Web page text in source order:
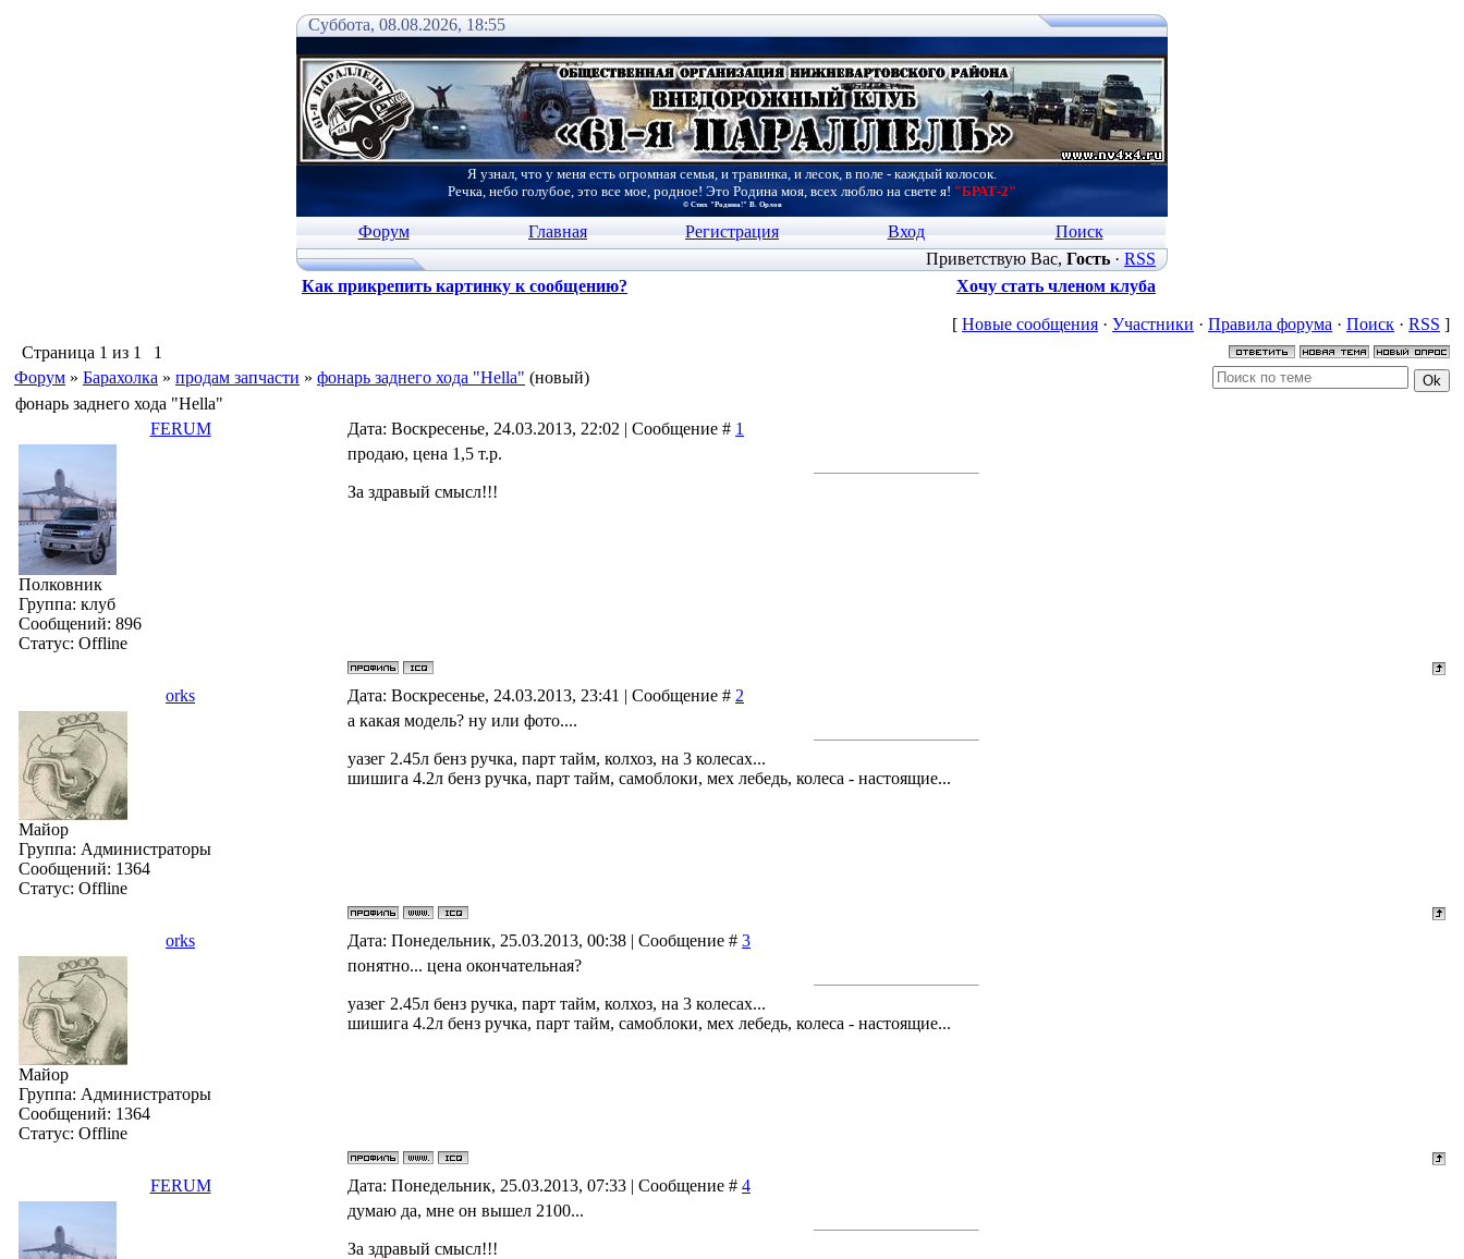
Суббота, 08.08.2026, 18:55
Я узнал, что у меня есть огромная семья, и травинка, и лесок, в поле - каждый колосок.
Речка, небо голубое, это все мое, родное! Это Родина моя, всех люблю на свете я! "БРАТ-2"
© Стих "Родина!" В. Орлов
Форум Главная Регистрация Вход
Поиск
Приветствую Вас, Гость· RSS
Как прикрепить картинку к сообщению?
Хочу стать членом клуба
[ Новые сообщения · Участники · Правила форума · Поиск · RSS ]
Страница 1 из 1
1
Форум » Барахолка » продам запчасти » фонарь заднего хода "Hella" (новый)
фонарь заднего хода "Hella"
FERUM
Дата: Воскресенье, 24.03.2013, 22:02 | Сообщение # 1
Полковник
Группа: клуб
Сообщений: 896
Статус: Offline
продаю, цена 1,5 т.р.
За здравый смысл!!!
orks Дата: Воскресенье, 24.03.2013, 23:41 | Сообщение # 2
Майор
Группа: Администраторы
Сообщений: 1364
Статус: Offline
а какая модель? ну или фото....
уазег 2.45л бенз ручка, парт тайм, колхоз, на 3 колесах...
шишига 4.2л бенз ручка, парт тайм, самоблоки, мех лебедь, колеса - настоящие...
orks Дата: Понедельник, 25.03.2013, 00:38 | Сообщение # 3
Майор
Группа: Администраторы
Сообщений: 1364
Статус: Offline
понятно... цена окончательная?
уазег 2.45л бенз ручка, парт тайм, колхоз, на 3 колесах...
шишига 4.2л бенз ручка, парт тайм, самоблоки, мех лебедь, колеса - настоящие...
FERUM Дата: Понедельник, 25.03.2013, 07:33 | Сообщение # 4
думаю да, мне он вышел 2100...
За здравый смысл!!!